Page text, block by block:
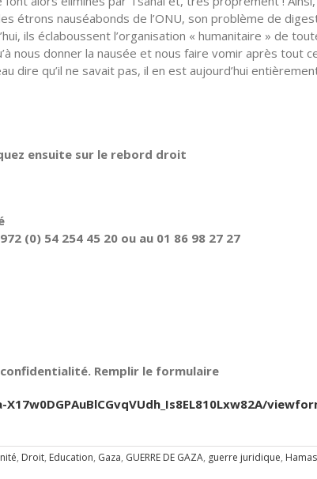
étrons nauséabonds de l’ONU, son problème de
ils éclaboussent l’organisation « humanitaire » de
nous donner la nausée et nous faire vomir après tout
dire qu’il ne savait pas, il en est aujourd’hui
ensuite sur le rebord droit
(0) 54 254 45 20 ou au 01 86 98 27 27
confidentialité. Remplir le formulaire
, Droit, Education, Gaza, GUERRE DE GAZA, guerre juridique, Hamas